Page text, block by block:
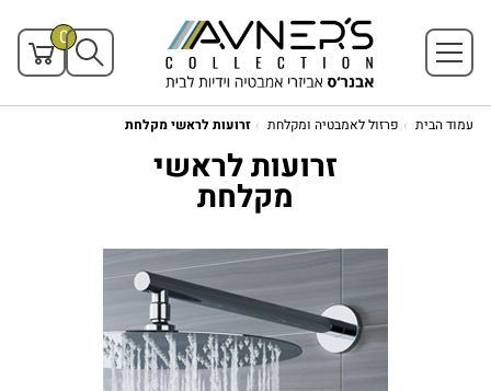
0
עמוד הבית פרזול לאמבטיה ומקלחת זרועות לראשי מקלחת
זרועות לראשי
מקלחת